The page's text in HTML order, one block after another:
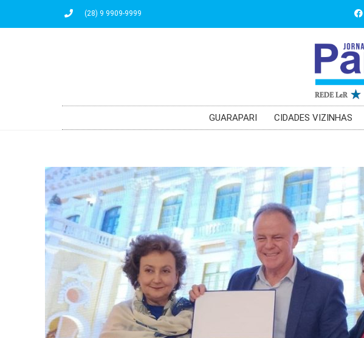
(28) 9 9909-9999
GUARAPARI CIDADES VIZINHAS